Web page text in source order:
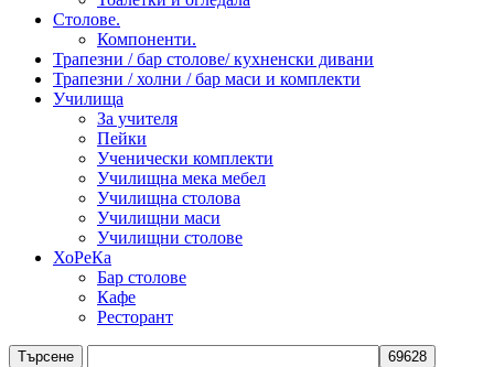
Столове.
Компоненти.
Трапезни / бар столове/ кухненски дивани
Трапезни / холни / бар маси и комплекти
Училища
За учителя
Пейки
Ученически комплекти
Училищна мека мебел
Училищна столова
Училищни маси
Училищни столове
ХоРеКа
Бар столове
Кафе
Ресторант
Търсене